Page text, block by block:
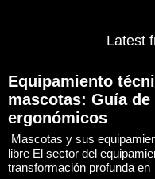
Latest
Equipamiento
mascotas: Guía
ergonómicos
Mascotas y sus
libre El sector del
transformación profunda en